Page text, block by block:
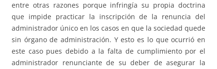
entre otras razones porque infringía su propia doctrina
que impide practicar la inscripción de la renuncia del
administrador único en los casos en que la sociedad quede
sin órgano de administración. Y esto es lo que ocurrió en
este caso pues debido a la falta de cumplimiento por el
administrador renunciante de su deber de asegurar la